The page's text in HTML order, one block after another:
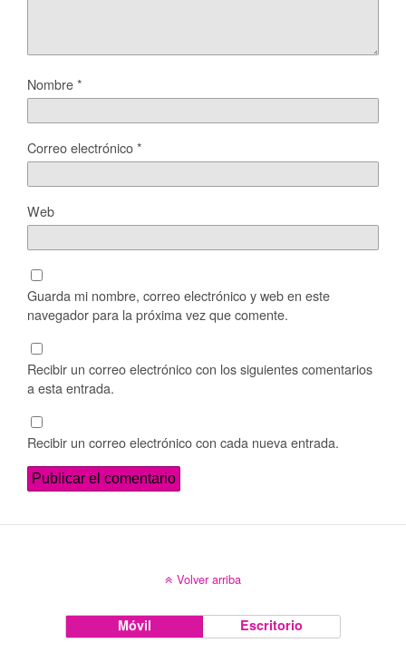
Nombre*
Correo electrónico*
Web
Guarda mi nombre, correo electrónico y web en este
navegador para la próxima vez que comente.
Recibir un correo electrónico con los siguientes comentarios
a esta entrada.
Recibir un correo electrónico con cada nueva entrada.
Volver arriba
Móvil Escritorio